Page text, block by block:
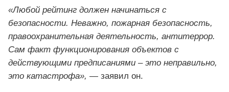
«Любой рейтинг должен начинаться с
безопасности. Неважно, пожарная безопасность,
правоохранительная деятельность, антитеррор.
Сам факт функционирования объектов с
действующими предписаниями – это неправильно,
это катастрофа», — заявил он.